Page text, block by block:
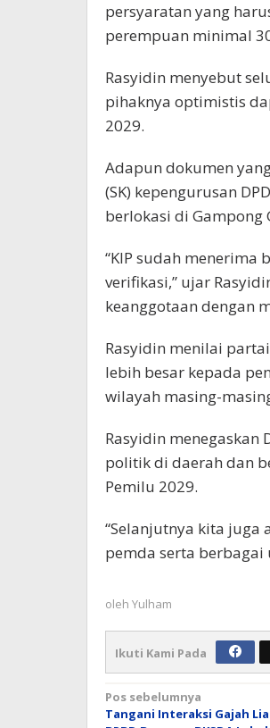
persyaratan yang
perempuan minimal
Rasyidin menyebut
pihaknya optimistis
2029.
Adapun dokumen
(SK) kepengurusan
berlokasi di Gampong
“KIP sudah menerima
verifikasi,” ujar
keanggotaan dengan
Rasyidin menilai
lebih besar kepada
wilayah masing-
Rasyidin menegaskan
politik di daerah dan
Pemilu 2029.
“Selanjutnya kita juga
pemda serta
oleh Yulham
Ikuti Kami Pada
Navigasi
Pos sebelumnya
Tangani Interaksi Gajah